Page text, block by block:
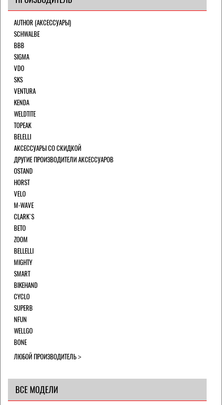
AUTHOR (АКСЕССУАРЫ)
SCHWALBE
BBB
SIGMA
VDO
SKS
VENTURA
KENDA
WELDTITE
TOPEAK
BELELLI
АКСЕССУАРЫ СО СКИДКОЙ
ДРУГИЕ ПРОИЗВОДИТЕЛИ АКСЕССУАРОВ
OSTAND
HORST
VELO
M-WAVE
CLARK`S
BETO
ZOOM
BELLELLI
MIGHTY
SMART
BIKEHAND
CYCLO
SUPERB
NFUN
WELLGO
BONE
ЛЮБОЙ ПРОИЗВОДИТЕЛЬ
ВСЕ МОДЕЛИ